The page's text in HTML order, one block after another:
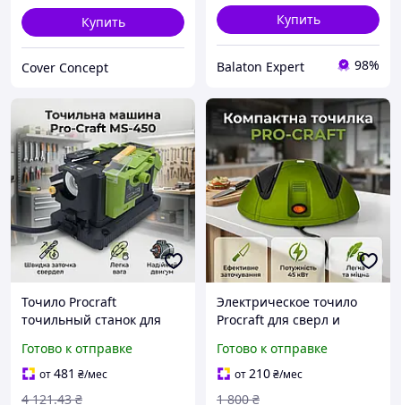
Купить
Cover Concept
Купить
Balaton Expert 98%
Точило Procraft
точильный станок для
станок для заточки
электрический 200 Вт,
5600 об мин, 220
Готово к отправке
от481 ₴/мес
4 121.43 ₴
Электрическое точило
Procraft для сверл и
станок 220 В, 50 GHz, 1.4
кг 45 кВт 2800 об мин для
дома.
Готово к отправке
от210₴/мес
1 800 ₴